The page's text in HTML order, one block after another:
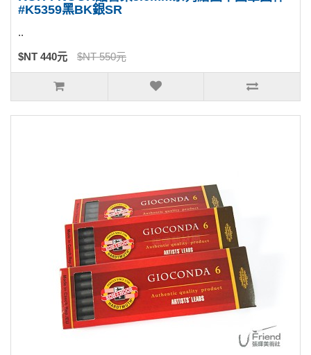
#K5359黑BK銀SR
..
$NT 440元 $NT 550元